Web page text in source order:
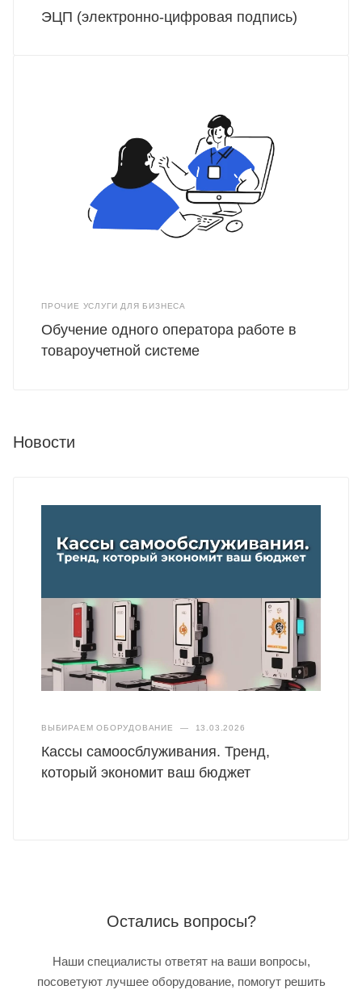
ЭЦП (электронно-цифровая подпись)
ПРОЧИЕ УСЛУГИ ДЛЯ БИЗНЕСА
Обучение одного оператора работе в
товароучетной системе
Новости
ВЫБИРАЕМ ОБОРУДОВАНИЕ — 13.03.2026
Кассы самоосблуживания. Тренд,
который экономит ваш бюджет
Остались вопросы?
Наши специалисты ответят на ваши вопросы,
посоветуют лучшее оборудование, помогут решить